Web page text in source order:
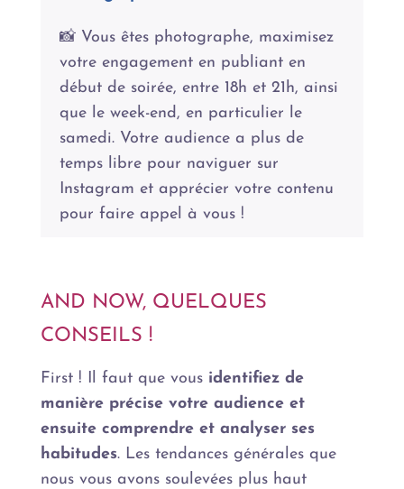
📸 Vous êtes photographe, maximisez
votre engagement en publiant en
début de soirée, entre 18h et 21h, ainsi
que le week-end, en particulier le
samedi. Votre audience a plus de
temps libre pour naviguer sur
Instagram et apprécier votre contenu
pour faire appel à vous !
AND NOW, QUELQUES
CONSEILS !
First ! Il faut que vous identifiez de
manière précise votre audience et
ensuite comprendre et analyser ses
habitudes. Les tendances générales que
nous vous avons soulevées plus haut